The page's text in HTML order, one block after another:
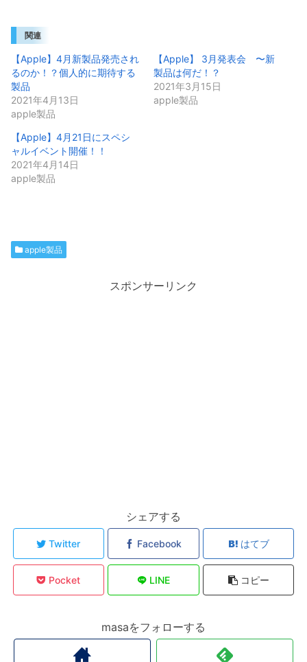
関連
【Apple】4月新製品発売され
るのか！？個人的に期待する
製品
2021年4月13日
apple製品
【Apple】 3月発表会 〜新
製品は何だ！？
2021年3月15日
apple製品
【Apple】4月21日にスペシ
ャルイベント開催！！
2021年4月14日
apple製品
apple製品
スポンサーリンク
シェアする
Twitter Facebook はてブ
Pocket LINE コピー
masaをフォローする